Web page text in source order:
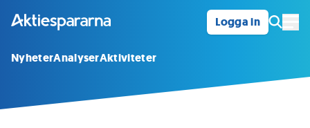
Logga in
NyheterAnalyserAktiviteter